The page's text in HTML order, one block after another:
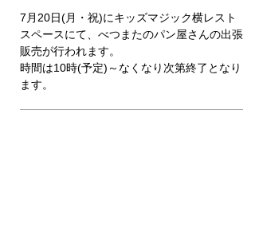
7月20日(月・祝)にキッズマジック横レスト
スペースにて、べつまたのパン屋さんの出張
販売が行われます。
​時間は10時(予定)～なくなり次第終了となり
ます。